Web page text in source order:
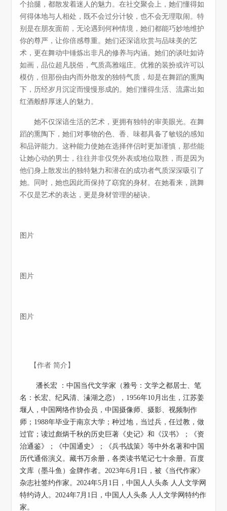
个抬腿，都散发着迷人的魅力。在社交聚会上，她们懂得如
何得体地与人相处，既不会过分计较，也不会无理取闹。特
别是在朋友面前，无论遇到何种情境，她们都能巧妙地维护
你的尊严，让你倍感尊重。她们还深谙欣赏与品味美的艺
术，更在舞动中锤炼出非凡的修养与内涵。她们的谈吐如诗
如画，品位超凡脱俗，气质高雅端庄。优雅的装扮或许可以
模仿，但那份由内而外散发的独特气质，却是在舞蹈的熏陶
下，历经岁月沉淀而慢慢形成的。她们懂得生活、流露出如
红酒般醇厚迷人的魅力。
她不仅深谙生活的艺术，更拥有独特的审美眼光。在舞
蹈的熏陶下，她们对事物的色、香、味都具备了敏锐的感知
和品评能力。这种能力使她在选择伴侣时更加谨慎，那些能
让她心动的男士，往往并非仅凭外表或地位取胜，而是因为
他们身上散发出的独特魅力和潜在的成功者气质深深吸引了
她。同时，她也因此而保持了窈窕的身材。在她看来，跳舞
不仅是艺术的表达，更是身材管理的秘诀。
图片
图片
图片
【作者 简介】
潘长宏 ：中国当代文学家（雅号：文学之都居士、笔
名：长宏、纪风清、溱湖之恋），1956年10月出生，江苏姜
堰人，中国网络作协会员，中国摄像师、摄影、视频制作
师；1988年毕业于南京大学；种过地，当过兵，任过教，做
过官；读过彪炳千秋的历史巨著《史记》和《汉书》；《资
治通鉴》；《中国通史》；《兵书战策》等中外名著和中国
历代通俗演义。藏书万余册，各类读书笔记七十余册。百度
文库（墨斗鱼）金牌作者。2023年6月1日，被《当代作家》
杂志社签约作家。2024年5月1日，中国人人头条 人人文学网
特约诗人。2024年7月1日，中国人人头条 人人文学网特约作
家。